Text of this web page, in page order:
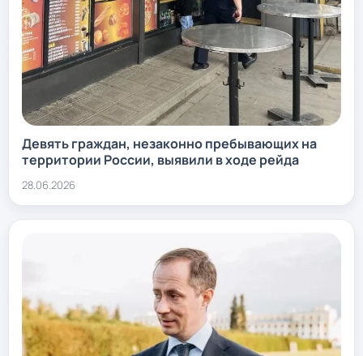
Девять граждан, незаконно пребывающих на
территории России, выявили в ходе рейда
28.06.2026